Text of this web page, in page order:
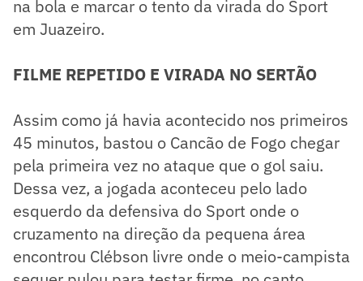
na bola e marcar o tento da virada do Sport
em Juazeiro.
FILME REPETIDO E VIRADA NO SERTÃO
Assim como já havia acontecido nos primeiros
45 minutos, bastou o Cancão de Fogo chegar
pela primeira vez no ataque que o gol saiu.
Dessa vez, a jogada aconteceu pelo lado
esquerdo da defensiva do Sport onde o
cruzamento na direção da pequena área
encontrou Clébson livre onde o meio-campista